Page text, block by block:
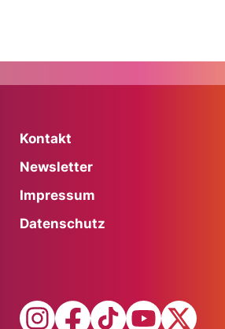
Kontakt
Newsletter
Impressum
Datenschutz